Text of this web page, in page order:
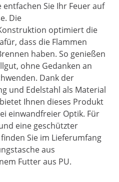
Sie Ihr Feuer auf
Die
optimiert die
dass die Flammen
haben. So genießen
ohne Gedanken an
Dank der
und Edelstahl als Material
Ihnen dieses Produkt
einwandfreier Optik. Für
eine geschützter
Sie im Lieferumfang
aus
Futter aus PU.